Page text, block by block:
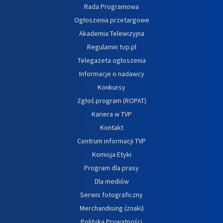
Rada Programowa
Ogłoszenia przetargowe
Akademia Telewizyjna
Regulamin tvp.pl
Telegazeta ogłoszenia
Informacje o nadawcy
Konkursy
Zgłoś program (ROPAT)
Kariera w TVP
Kontakt
Centrum informacji TVP
Komisja Etyki
Program dla prasy
Dla mediów
Serwis fotograficzny
Merchandising (znaki)